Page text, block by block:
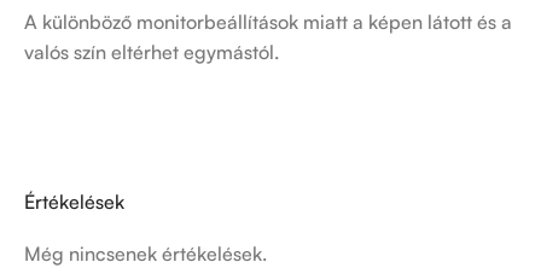
A különböző monitorbeállítások miatt a képen látott és a
valós szín eltérhet egymástól.
Értékelések
Még nincsenek értékelések.